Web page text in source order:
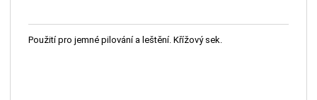
Použití pro jemné pilování a leštění. Křížový sek.